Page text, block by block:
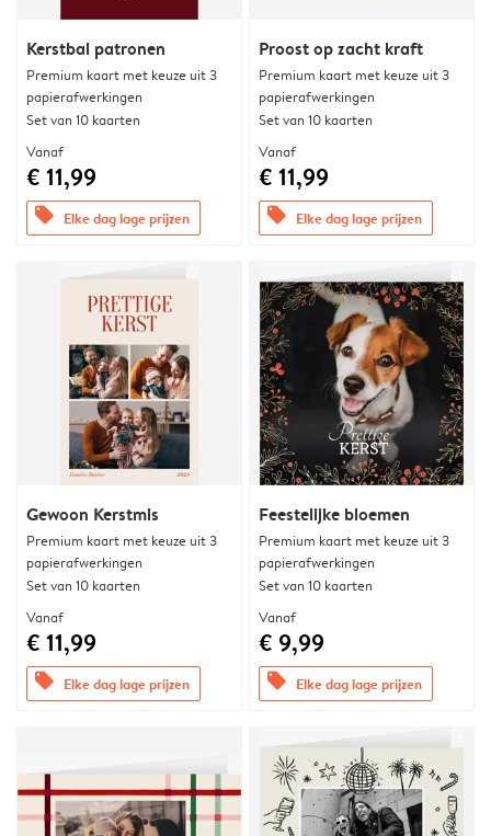
Kerstbal patronen
Premium kaart met keuze uit 3
papierafwerkingen
Set van 10 kaarten
Vanaf
€ 11,99
offers Elke dag lage prijzen
Proost op zacht kraft
Premium kaart met keuze uit 3
papierafwerkingen
Set van 10 kaarten
Vanaf
€ 11,99
offers Elke dag lage prijzen
Gewoon Kerstmis
Premium kaart met keuze uit 3
papierafwerkingen
Set van 10 kaarten
Vanaf
€ 11,99
offers Elke dag lage prijzen
Feestelijke bloemen
Premium kaart met keuze uit 3
papierafwerkingen
Set van 10 kaarten
Vanaf
€ 9,99
offers Elke dag lage prijzen